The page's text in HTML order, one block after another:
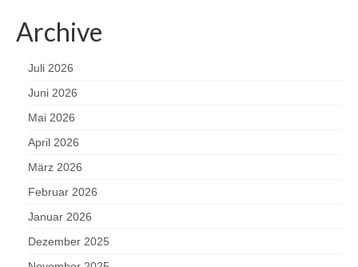
Archive
Juli 2026
Juni 2026
Mai 2026
April 2026
März 2026
Februar 2026
Januar 2026
Dezember 2025